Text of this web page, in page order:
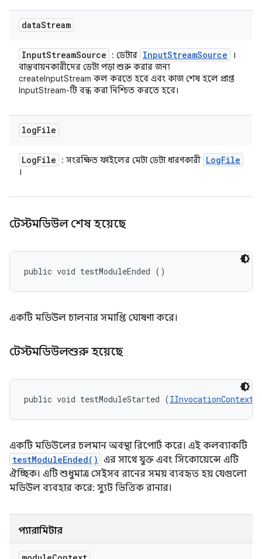
dataStream
InputStreamSource : ডেটার InputStreamSource
।
বাস্তবায়নকারীদের ডেটা পড়া শুরু করার জন্য
createInputStream কল করতে হবে এবং কাজ শেষ হলে প্রাপ্ত
InputStream-টি বন্ধ করা নিশ্চিত করতে হবে।
logFile
LogFile : সংরক্ষিত ফাইলের মেটা ডেটা ধারণকারী LogFile
।
টেস্টমডিউল শেষ হয়েছে
public void testModuleEnded ()
একটি মডিউল চালনার সমাপ্তি ঘোষণা করে।
টেস্টমডিউলশুরু হয়েছে
public void testModuleStarted (IInvocationContext
একটি মডিউলের চলমান অবস্থা রিপোর্ট করে। এই কলব্যাকটি
testModuleEnded() এর সাথে যুক্ত এবং সিকোয়েন্সে এটি
ঐচ্ছিক। এটি শুধুমাত্র সেইসব রানের সময় ব্যবহৃত হয় যেগুলো
মডিউল ব্যবহার করে: স্যুট ভিত্তিক রানার।
প্যারামিটার